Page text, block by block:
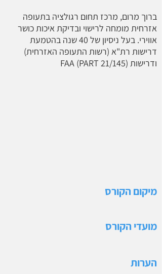
ברוך מרום, מרכז תחום רגולציה בתעופה
אזרחית מומחה לרישוי ובדיקת איכות כושר
אווירי. בעל ניסיון של 40 שנה בהטמעת
דרישות רת"א (רשות התעופה האזרחית)
ודרישות FAA (PART 21/145)
מיקום הקורס
מועדי הקורס
הערות